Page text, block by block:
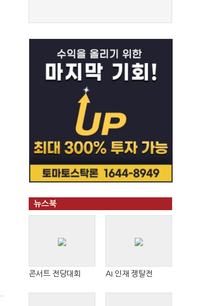
뉴스북
콘서트 전당대회 AI 인재 쟁탈전